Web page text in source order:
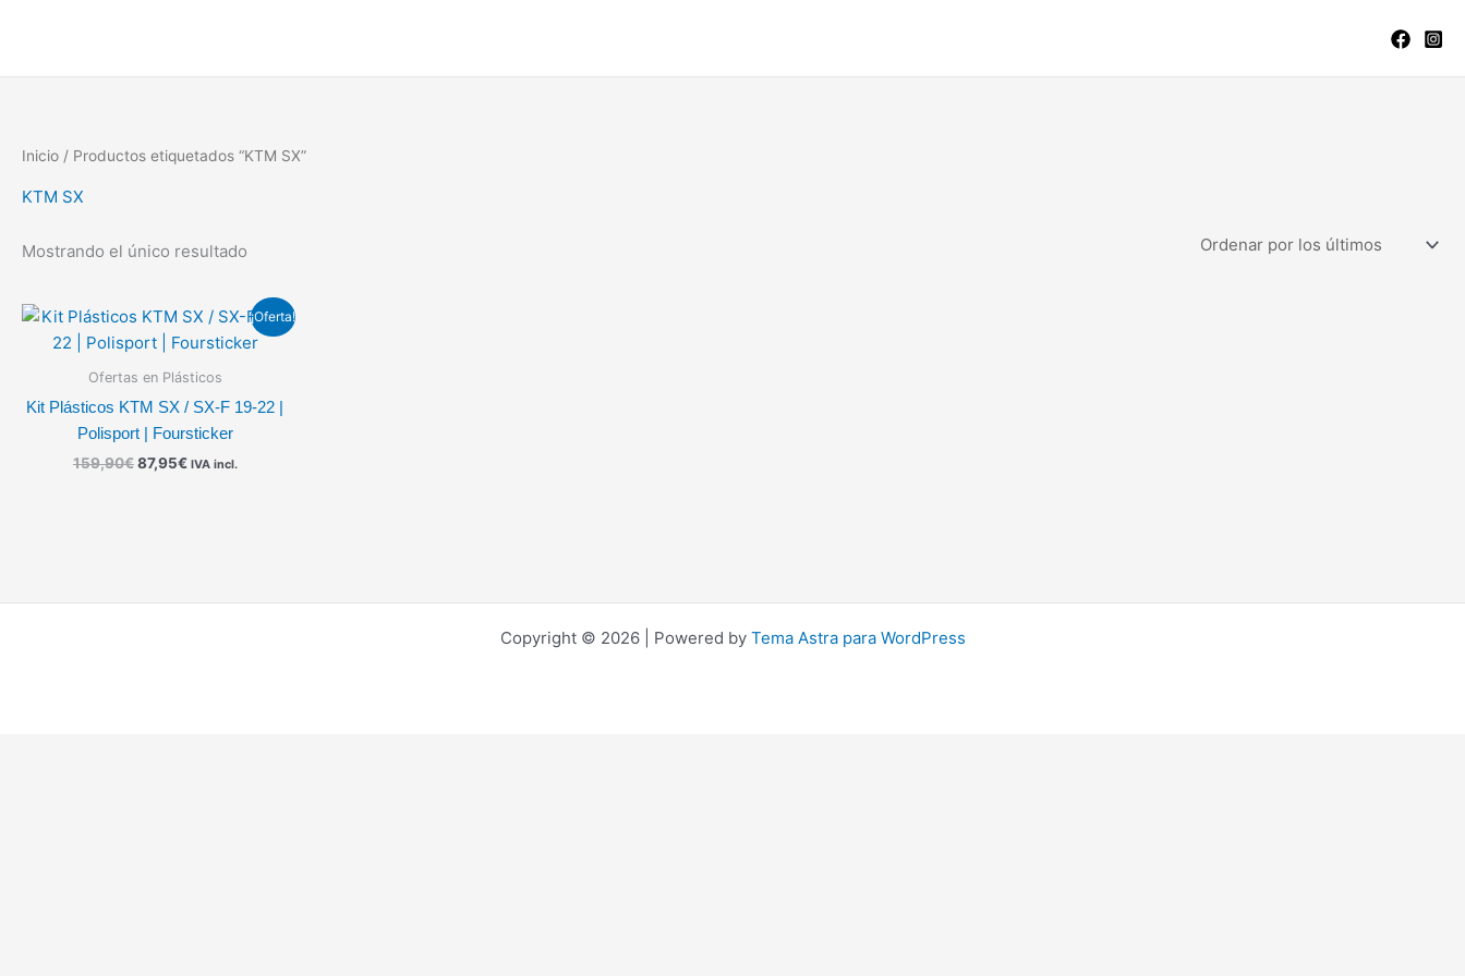
Inicio / Productos etiquetados “KTM SX”
KTM SX
Mostrando el único resultado
¡Oferta!
Ofertas en Plásticos
Kit Plásticos KTM SX / SX-F 19-22 |
Polisport | Foursticker
159,90€
El
precio
original
era:
159,90€.
87,95€
El
precio
actual
es:
87,95€.
IVA incl.
Copyright © 2026 | Powered by Tema Astra para WordPress